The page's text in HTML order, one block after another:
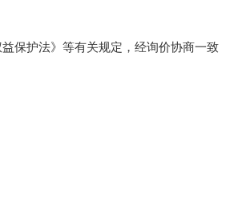
保护法》等有关规定，经询价协商一致